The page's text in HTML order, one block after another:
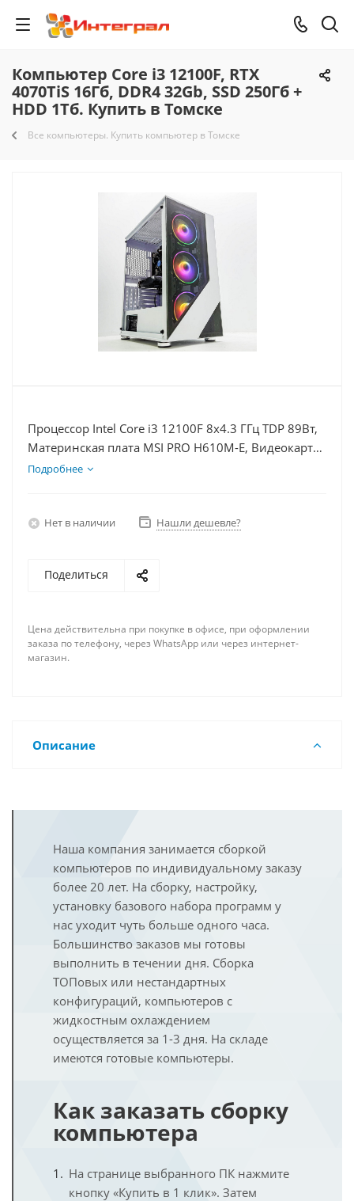
Компьютер Core i3 12100F, RTX
4070TiS 16Гб, DDR4 32Gb, SSD 250Гб +
HDD 1Тб. Купить в Томске
Все компьютеры. Купить компьютер в Томске
Процессор Intel Core i3 12100F 8x4.3 ГГц TDP 89Вт,
Материнская плата MSI PRO H610M-E, Видеокарта
RTX 4070TiS 16Гб, Память DDR4 32Gb, Диски
Подробнее
Нет в наличии Нашли дешевле?
Поделиться
Цена действительна при покупке в офисе, при оформлении
заказа по телефону, через WhatsApp или через интернет-
магазин.
Описание
Наша компания занимается сборкой
компьютеров по индивидуальному заказу
более 20 лет. На сборку, настройку,
установку базового набора программ у
нас уходит чуть больше одного часа.
Большинство заказов мы готовы
выполнить в течении дня. Сборка
ТОПовых или нестандартных
конфигураций, компьютеров с
жидкостным охлаждением
осуществляется за 1-3 дня. На складе
имеются готовые компьютеры.
Как заказать сборку
компьютера
На странице выбранного ПК нажмите
кнопку «Купить в 1 клик». Затем